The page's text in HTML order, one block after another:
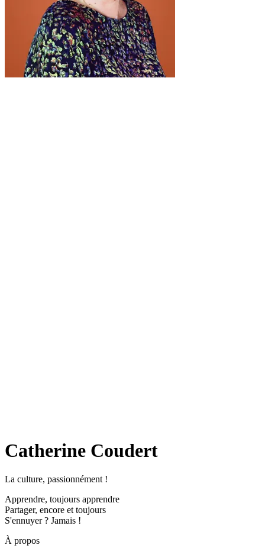
Catherine Coudert
La culture, passionnément !
Apprendre, toujours apprendre
Partager, encore et toujours
S'ennuyer ? Jamais !
À propos